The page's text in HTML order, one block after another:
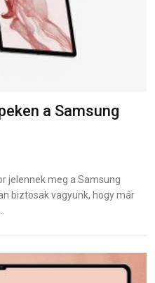
a Samsung
jelennek meg a Samsung
biztosak vagyunk, hogy már